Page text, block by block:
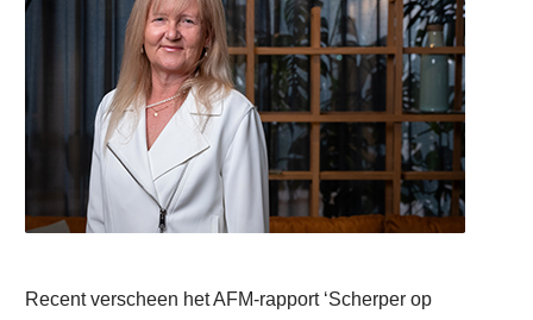
Recent verscheen het AFM-rapport ‘Scherper op